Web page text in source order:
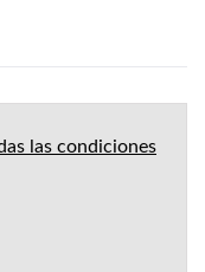
las condiciones